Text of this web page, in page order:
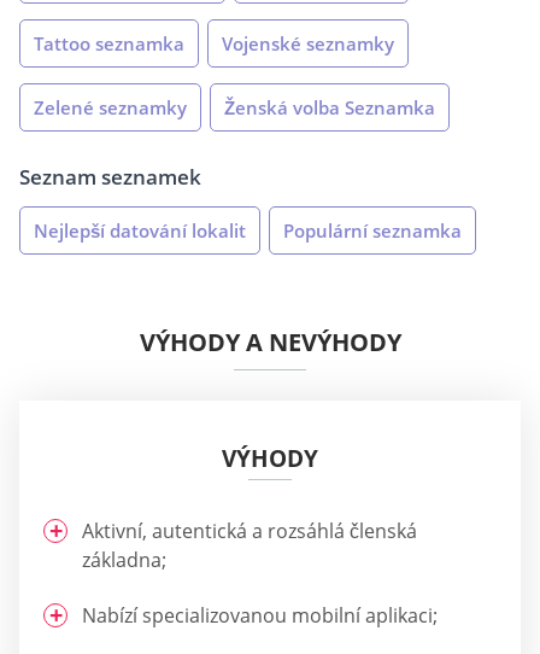
Tattoo seznamka Vojenské seznamky
Zelené seznamky Ženská volba Seznamka
Seznam seznamek
Nejlepší datování lokalit Populární seznamka
VÝHODY A NEVÝHODY
VÝHODY
Aktivní, autentická a rozsáhlá členská
základna;
Nabízí specializovanou mobilní aplikaci;